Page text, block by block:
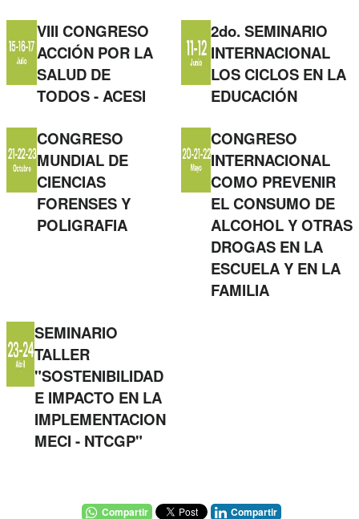
VIII CONGRESO
ACCIÓN POR LA
SALUD DE
TODOS - ACESI
2do. SEMINARIO
INTERNACIONAL
LOS CICLOS EN LA
EDUCACIÓN
CONGRESO
MUNDIAL DE
CIENCIAS
FORENSES Y
POLIGRAFIA
CONGRESO
INTERNACIONAL
COMO PREVENIR
EL CONSUMO DE
ALCOHOL Y OTRAS
DROGAS EN LA
ESCUELA Y EN LA
FAMILIA
SEMINARIO
TALLER
"SOSTENIBILIDAD
E IMPACTO EN LA
IMPLEMENTACION
MECI - NTCGP"
Compartir Compartir
Recordar
Ingresar